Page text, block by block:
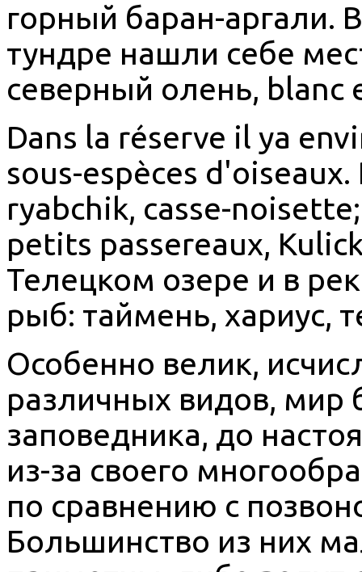
горный баран-аргали.
тундре нашли себе
северный олень, blanc
Dans la réserve il ya
sous-espèces
ryabchik, casse-
petits passereaux,
Телецком озере и в
рыб: таймень, хариус,
Особенно велик,
различных видов, мир
заповедника, до
из-за своего
по сравнению с
Большинство из них